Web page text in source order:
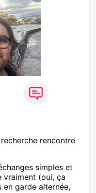
rencontre
simples et
vraiment (oui, ça
en garde alternée,